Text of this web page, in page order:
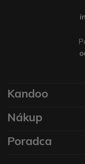
Kandoo
Nákup
Poradca